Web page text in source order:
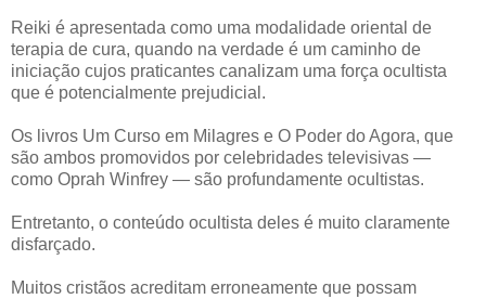
Reiki é apresentada como uma modalidade oriental de
terapia de cura, quando na verdade é um caminho de
iniciação cujos praticantes canalizam uma força ocultista
que é potencialmente prejudicial.
Os livros Um Curso em Milagres e O Poder do Agora, que
são ambos promovidos por celebridades televisivas —
como Oprah Winfrey — são profundamente ocultistas.
Entretanto, o conteúdo ocultista deles é muito claramente
disfarçado.
Muitos cristãos acreditam erroneamente que possam